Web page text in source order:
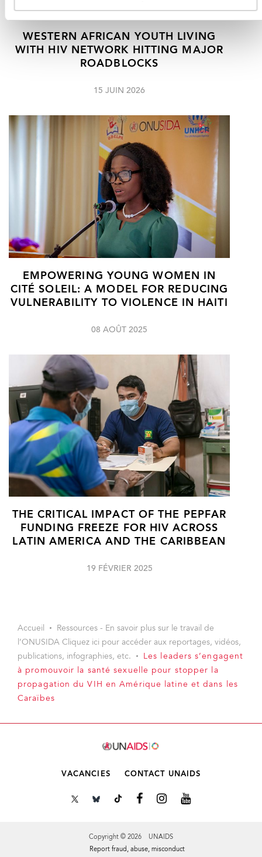
WESTERN AFRICAN YOUTH LIVING
WITH HIV NETWORK HITTING MAJOR
ROADBLOCKS
15 JUIN 2026
EMPOWERING YOUNG WOMEN IN
CITÉ SOLEIL: A MODEL FOR REDUCING
VULNERABILITY TO VIOLENCE IN HAITI
08 AOÛT 2025
THE CRITICAL IMPACT OF THE PEPFAR
FUNDING FREEZE FOR HIV ACROSS
LATIN AMERICA AND THE CARIBBEAN
19 FÉVRIER 2025
Accueil
Ressources - En savoir plus sur le travail de
l’ONUSIDA Cliquez ici pour accéder aux reportages, vidéos,
publications, infographies, etc.
Les leaders s’engagent
à promouvoir la santé sexuelle pour stopper la
propagation du VIH en Amérique latine et dans les
Caraïbes
VACANCIES CONTACT UNAIDS
Copyright © 2026 UNAIDS
Report fraud, abuse, misconduct